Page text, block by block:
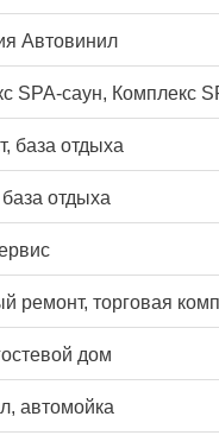
Автовинил
SPA-саун, Комплекс
база отдыха
отдыха
ремонт, торговая
дом
автомойка